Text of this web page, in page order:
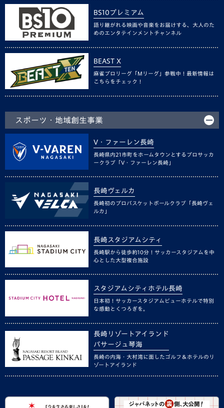
BS10プレミアム
語り継がれる映画や音楽をお届けする、大人のた
めのエンタテインメントチャンネル
BEAST X
麻雀プロリーグ「Mリーグ」参戦中！最新情報は
こちらをチェック！
スポーツ・地域創生事業
V・ファーレン長崎
長崎県内21市町をホームタウンとするプロサッカ
ークラブ「V・ファーレン長崎」
長崎ヴェルカ
長崎初のプロバスケットボールクラブ「長崎ヴェ
ルカ」
長崎スタジアムシティ
長崎駅から徒歩約10分！サッカースタジアムを中
心とした大型複合施設
スタジアムシティホテル長崎
日本初！サッカースタジアムビューホテルで特別
な感動とくつろぎを。
長崎リゾートアイランド
パサージュ琴海
長崎の内海・大村湾に面したゴルフ＆ホテルのリ
ゾートアイランド